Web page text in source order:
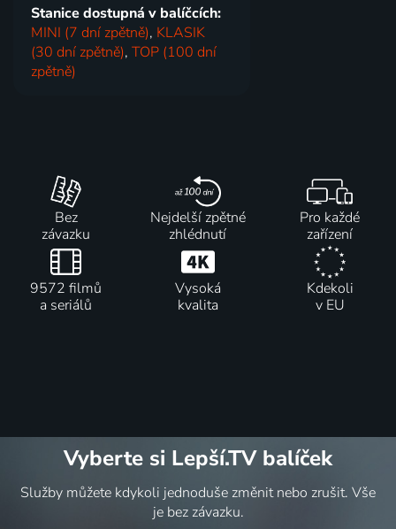
Stanice dostupná v balíčcích:
MINI (7 dní zpětně), KLASIK
(30 dní zpětně),TOP (100 dní
zpětně)
Bez
závazku
Nejdelší zpětné
zhlédnutí
Pro každé
zařízení
9572 filmů
a seriálů
Vysoká
kvalita
Kdekoli
v EU
Vyberte si Lepší.TV balíček
Služby můžete kdykoli jednoduše změnit nebo zrušit. Vše
je bez závazku.